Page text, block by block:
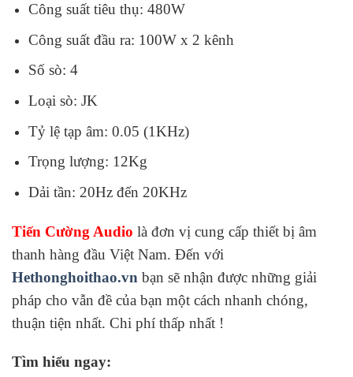
Công suất tiêu thụ: 480W
Công suất đầu ra: 100W x 2 kênh
Số sò: 4
Loại sò: JK
Tỷ lệ tạp âm: 0.05 (1KHz)
Trọng lượng: 12Kg
Dải tần: 20Hz đến 20KHz
Tiến Cường Audio là đơn vị cung cấp thiết bị âm
thanh hàng đầu Việt Nam. Đến với
Hethonghoithao.vn bạn sẽ nhận được những giải
pháp cho vẫn đề của bạn một cách nhanh chóng,
thuận tiện nhất. Chi phí thấp nhất !
Tìm hiểu ngay: